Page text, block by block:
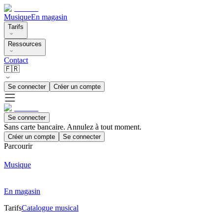
MusiqueEn magasin
Tarifs
Ressources
Contact
🇫🇷
Se connecter Créer un compte
Se connecter
Sans carte bancaire. Annulez à tout moment.
Créer un compte Se connecter
Parcourir
Musique
En magasin
TarifsCatalogue musical